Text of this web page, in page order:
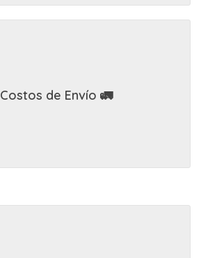
Costos de Envío 🚛